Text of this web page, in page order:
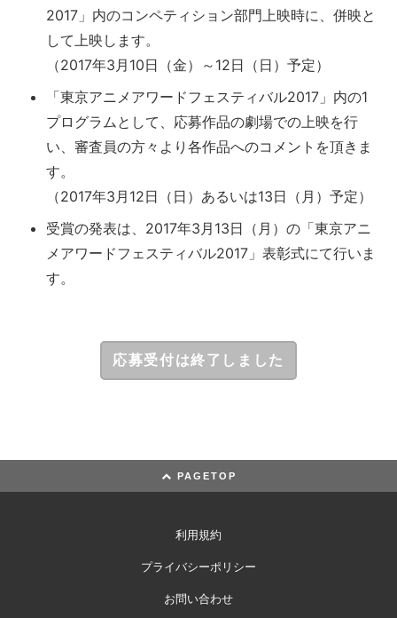
2017」内のコンペティション部門上映時に、併映と
して上映します。
（2017年3月10日（金）～12日（日）予定）
「東京アニメアワードフェスティバル2017」内の1
プログラムとして、応募作品の劇場での上映を行
い、審査員の方々より各作品へのコメントを頂きま
す。
（2017年3月12日（日）あるいは13日（月）予定）
受賞の発表は、2017年3月13日（月）の「東京アニ
メアワードフェスティバル2017」表彰式にて行いま
す。
応募受付は終了しました
PAGETOP
利用規約
プライバシーポリシー
お問い合わせ